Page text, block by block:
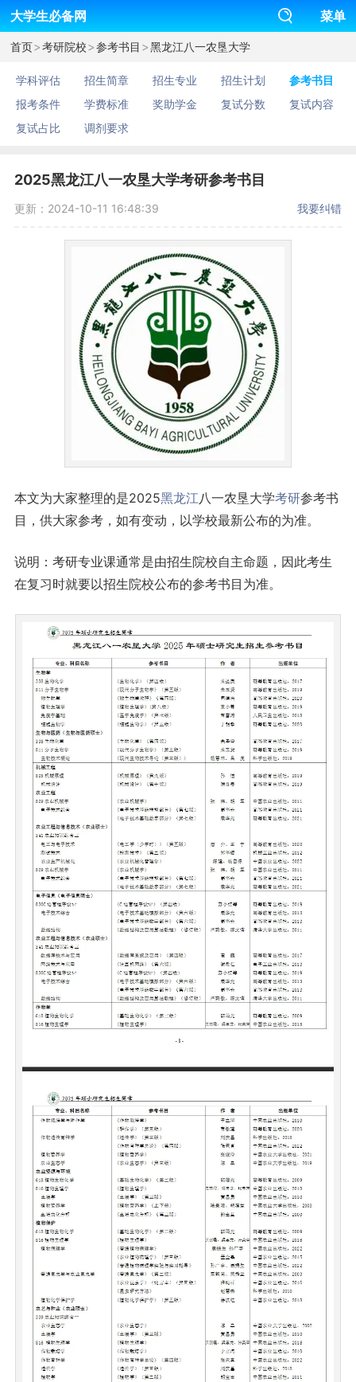
大学生必备网 菜单
首页>考研院校>参考书目 >黑龙江八一农垦大学
学科评估 招生简章 招生专业 招生计划
参考书目
报考条件
学费标准 奖助学金 复试分数
复试内容
复试占比
调剂要求
2025黑龙江八一农垦大学考研参考书目
更新：2024-10-11 16:48:39 我要纠错
本文为大家整理的是2025黑龙江八一农垦大学考研参考书
目，供大家参考，如有变动，以学校最新公布的为准。
说明：考研专业课通常是由招生院校自主命题，因此考生
在复习时就要以招生院校公布的参考书目为准。